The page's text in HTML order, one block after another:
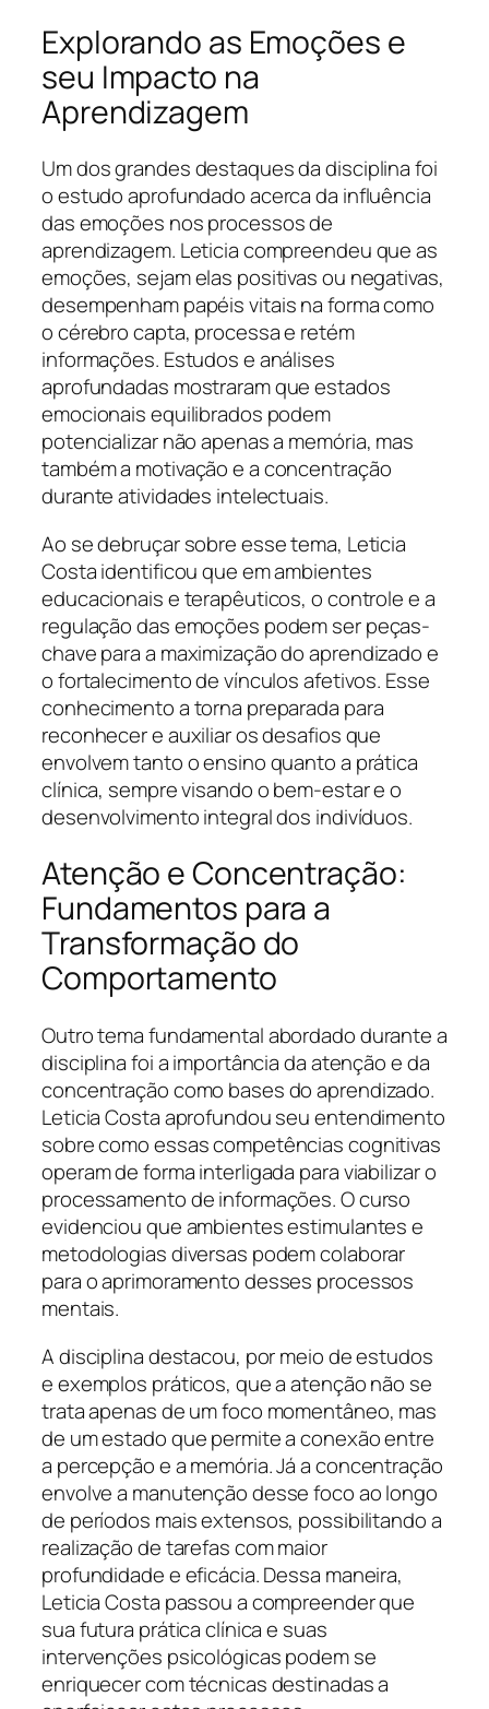
Explorando as Emoções e
seu Impacto na
Aprendizagem
Um dos grandes destaques da disciplina foi
o estudo aprofundado acerca da influência
das emoções nos processos de
aprendizagem. Leticia compreendeu que as
emoções, sejam elas positivas ou negativas,
desempenham papéis vitais na forma como
o cérebro capta, processa e retém
informações. Estudos e análises
aprofundadas mostraram que estados
emocionais equilibrados podem
potencializar não apenas a memória, mas
também a motivação e a concentração
durante atividades intelectuais.
Ao se debruçar sobre esse tema, Leticia
Costa identificou que em ambientes
educacionais e terapêuticos, o controle e a
regulação das emoções podem ser peças-
chave para a maximização do aprendizado e
o fortalecimento de vínculos afetivos. Esse
conhecimento a torna preparada para
reconhecer e auxiliar os desafios que
envolvem tanto o ensino quanto a prática
clínica, sempre visando o bem-estar e o
desenvolvimento integral dos indivíduos.
Atenção e Concentração:
Fundamentos para a
Transformação do
Comportamento
Outro tema fundamental abordado durante a
disciplina foi a importância da atenção e da
concentração como bases do aprendizado.
Leticia Costa aprofundou seu entendimento
sobre como essas competências cognitivas
operam de forma interligada para viabilizar o
processamento de informações. O curso
evidenciou que ambientes estimulantes e
metodologias diversas podem colaborar
para o aprimoramento desses processos
mentais.
A disciplina destacou, por meio de estudos
e exemplos práticos, que a atenção não se
trata apenas de um foco momentâneo, mas
de um estado que permite a conexão entre
a percepção e a memória. Já a concentração
envolve a manutenção desse foco ao longo
de períodos mais extensos, possibilitando a
realização de tarefas com maior
profundidade e eficácia. Dessa maneira,
Leticia Costa passou a compreender que
sua futura prática clínica e suas
intervenções psicológicas podem se
enriquecer com técnicas destinadas a